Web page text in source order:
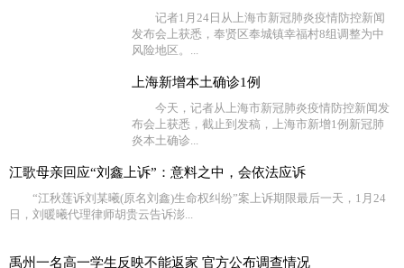
记者1月24日从上海市新冠肺炎疫情防控新闻
发布会上获悉，奉贤区奉城镇幸福村8组调整为中
风险地区。...
上海新增本土确诊1例
今天，记者从上海市新冠肺炎疫情防控新闻发
布会上获悉，截止到发稿，上海市新增1例新冠肺
炎本土确诊...
江歌母亲回应“刘鑫上诉”：意料之中，会依法应诉
“江秋莲诉刘某曦(原名刘鑫)生命权纠纷”案上诉期限最后一天，1月24
日，刘暖曦代理律师胡贵云告诉澎...
禹州一名高一学生反映不能返家 官方公布调查情况